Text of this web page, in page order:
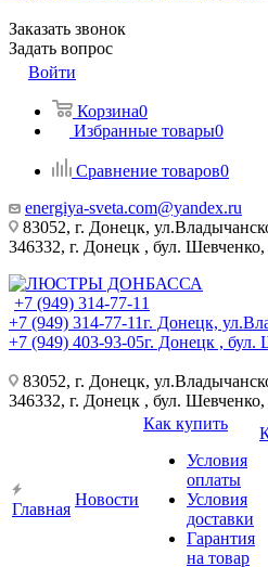
Заказать звонок
Задать вопрос
Войти
Корзина0
Избранные товары0
Сравнение товаров0
energiya-sveta.com@yandex.ru
83052, г. Донецк,
346332, г. Донецк , бул. Шевченко,
+7 (949) 314-77-11
+7 (949) 314-77-11г. Донецк,
+7 (949) 403-93-05г. Донецк , бул.
83052, г. Донецк,
346332, г. Донецк , бул. Шевченко,
Главная
Новости
Как купить
Условия
оплаты
Условия
доставки
Гарантия
на товар